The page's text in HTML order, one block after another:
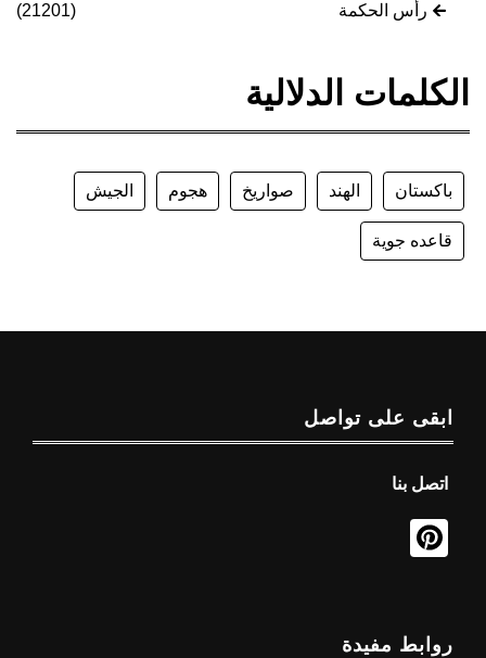
رأس الحكمة (21201)
الكلمات الدلالية
باكستان الهند صواريخ هجوم الجيش
قاعده جوية
ابقى على تواصل
اتصل بنا
روابط مفيدة